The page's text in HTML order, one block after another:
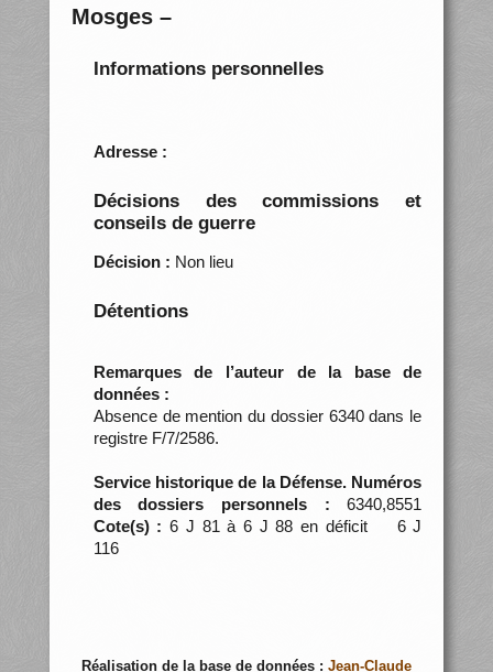
Mosges –
Informations personnelles
Adresse :
Décisions des commissions et
conseils de guerre
Décision : Non lieu
Détentions
Remarques de l’auteur de la base de
données :
Absence de mention du dossier 6340 dans le
registre F/7/2586.
Service historique de la Défense. Numéros
des dossiers personnels :6340,8551
Cote(s) : 6 J 81 à 6 J 88 en déficit 6 J
116
Réalisation de la base de données : Jean-Claude